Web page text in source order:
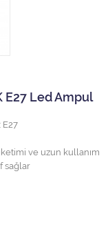
E27 Led Ampul
E27
ve uzun kullanım
sağlar